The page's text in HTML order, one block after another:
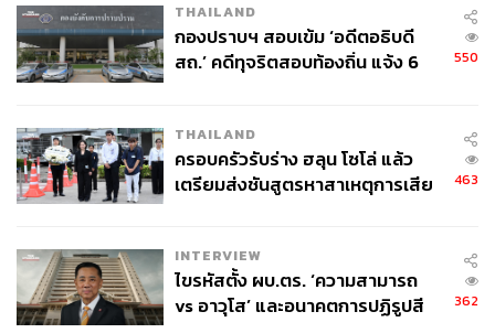
THAILAND
กองปราบฯ สอบเข้ม ‘อดีตอธิบดี
สถ.’ คดีทุจริตสอบท้องถิ่น แจ้ง 6
550
THAILAND
ครอบครัวรับร่าง ฮลุน โซโล่ แล้ว
เตรียมส่งชันสูตรหาสาเหตุการเสีย
463
INTERVIEW
ไขรหัสตั้ง ผบ.ตร. ‘ความสามารถ
vs อาวุโส’ และอนาคตการปฏิรูปสี
362